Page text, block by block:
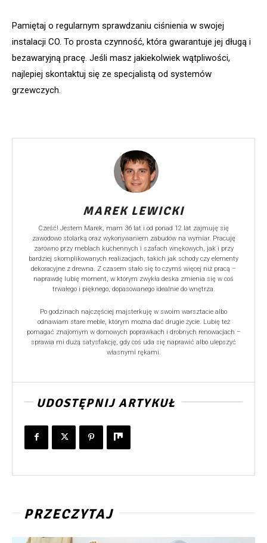
Pamiętaj o regularnym sprawdzaniu ciśnienia w swojej
instalacji CO. To prosta czynność, która gwarantuje jej długą i
bezawaryjną pracę. Jeśli masz jakiekolwiek wątpliwości,
najlepiej skontaktuj się ze specjalistą od systemów
grzewczych.
MAREK LEWICKI
Cześć! Jestem Marek, mam 36 lat i od ponad 12 lat zajmuję się
zawodowo stolarką oraz wykonywaniem zabudów na wymiar. Pracuję
zarówno przy meblach kuchennych i szafach wnękowych, jak i przy
bardziej skomplikowanych realizacjach, takich jak schody czy elementy
dekoracyjne z drewna. Z czasem stało się to czymś więcej niż pracą –
naprawdę lubię moment, w którym zwykła deska zmienia się w coś
trwałego i pięknego, dopasowanego idealnie do wnętrza.
Po godzinach najczęściej majsterkuję w swoim warsztacie albo
odnawiam stare meble, którym można dać drugie życie. Lubię też
pomagać znajomym w domowych poprawkach i drobnych renowacjach –
sprawia mi dużą satysfakcję, gdy coś uda się naprawić albo ulepszyć
własnymi rękami.
UDOSTĘPNIJ ARTYKUŁ
PRZECZYTAJ